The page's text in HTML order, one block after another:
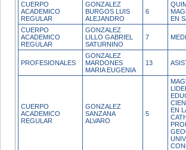
CUERPO
ACADEMICO
REGULAR
GONZALEZ
BURGOS LUIS
ALEJANDRO
6
EN
CUERPO
ACADEMICO
REGULAR
GONZALEZ
LILLO GABRIEL
SATURNINO
7
PROFESIONALES
GONZALEZ
MARDONES
MARIA EUGENIA
13
CUERPO
ACADEMICO
REGULAR
GONZALEZ
SANZANA
ALVARO
5
EN